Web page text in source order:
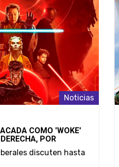
Noticias
COMO 'WOKE'
POR
DEL DIRECTOR
discuten hasta